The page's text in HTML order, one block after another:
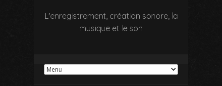
L'enregistrement, création sonore, la
musique et le son